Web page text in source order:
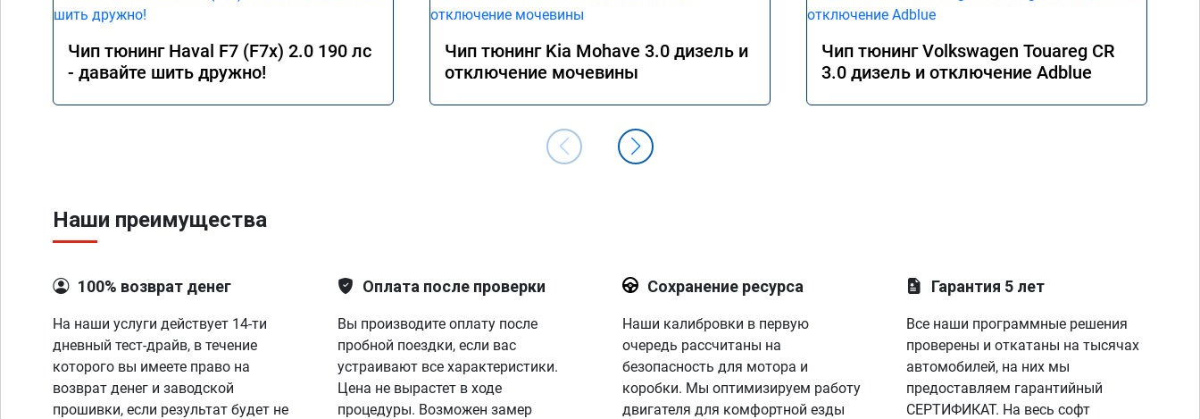
Чип тюнинг Haval F7 (F7x) 2.0 190 лс
- давайте шить дружно!
Чип тюнинг Kia Mohave 3.0 дизель и
отключение мочевины
Чип тюнинг Volkswagen Touareg CR
3.0 дизель и отключение Adblue
Наши преимущества
100% возврат денег
На наши услуги действует 14-ти
дневный тест-драйв, в течение
которого вы имеете право на
возврат денег и заводской
прошивки, если результат будет не
Оплата после проверки
Вы производите оплату после
пробной поездки, если вас
устраивают все характеристики.
Цена не вырастет в ходе
процедуры. Возможен замер
Сохранение ресурса
Наши калибровки в первую
очередь рассчитаны на
безопасность для мотора и
коробки. Мы оптимизируем работу
двигателя для комфортной езды
Гарантия 5 лет
Все наши программные решения
проверены и откатаны на тысячах
автомобилей, на них мы
предоставляем гарантийный
СЕРТИФИКАТ. На весь софт